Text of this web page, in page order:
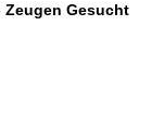
Zeugen Gesucht